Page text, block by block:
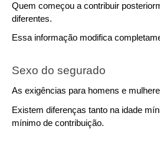
Quem começou a contribuir
diferentes.
Essa informação modifica
Sexo do segurado
As exigências para homens e
Existem diferenças tanto na idade
mínimo de contribuição.